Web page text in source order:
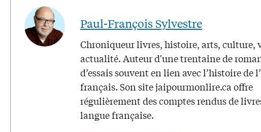
Paul-François Sylvestre
Chroniqueur livres, histoire, arts, culture,
actualité. Auteur d'une trentaine de
d’essais souvent en lien avec l’histoire de
français. Son site jaipourmonlire.ca offre
régulièrement des comptes rendus de
langue française.